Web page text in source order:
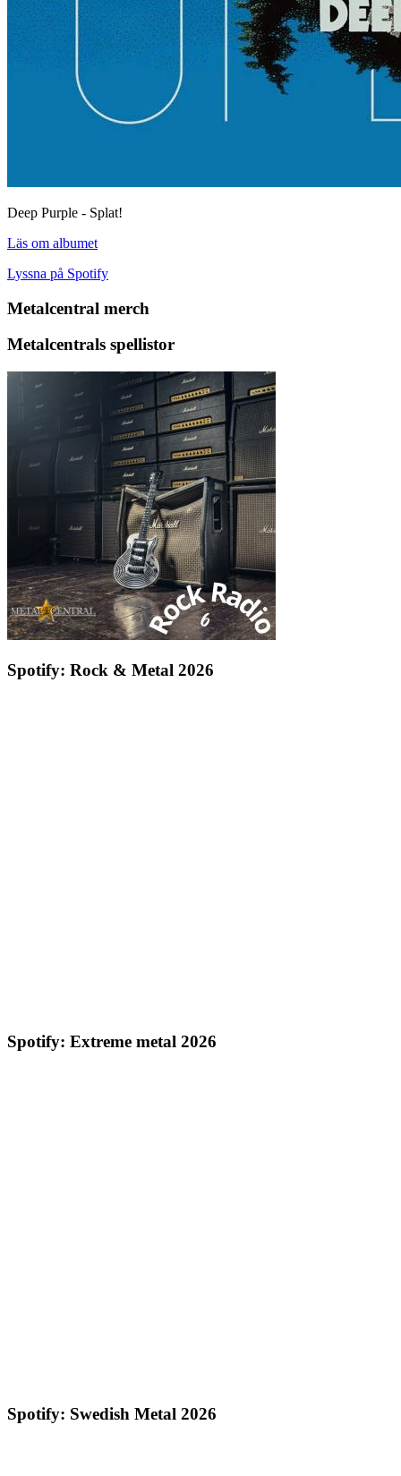
Deep Purple - Splat!
Läs om albumet
Lyssna på Spotify
Metalcentral merch
Metalcentrals spellistor
Spotify: Rock & Metal 2026
Spotify: Extreme metal 2026
Spotify: Swedish Metal 2026